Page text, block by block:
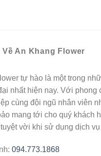
An Khang Flower
tự hào là một trong
nhất hiện nay. Với phong
cùng đội ngũ nhân viên
mang tới cho quý khách
vời khi sử dụng dịch
094.773.1868